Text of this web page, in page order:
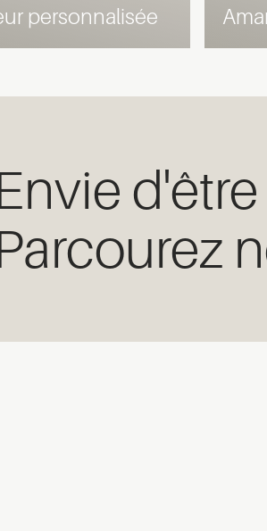
personnalisée
d'être